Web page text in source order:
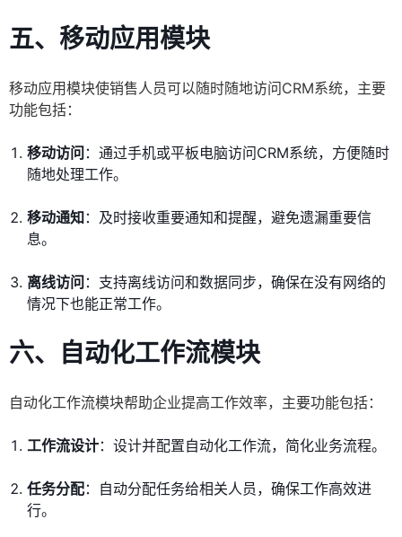
五、移动应用模块
移动应用模块使销售人员可以随时随地访问CRM系统，主要
功能包括：
移动访问 ：通过手机或平板电脑访问CRM系统，方便随时
随地处理工作。
移动通知 ：及时接收重要通知和提醒，避免遗漏重要信
息。
离线访问 ：支持离线访问和数据同步，确保在没有网络的
情况下也能正常工作。
六、自动化工作流模块
自动化工作流模块帮助企业提高工作效率，主要功能包括：
工作流设计：设计并配置自动化工作流，简化业务流程。
任务分配：自动分配任务给相关人员，确保工作高效进
行。